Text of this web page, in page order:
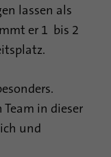
lassen als
er 1 bis 2
in dieser
und